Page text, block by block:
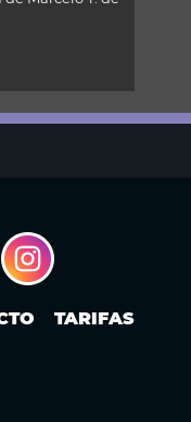
de la mega
discusión que
TARIFAS